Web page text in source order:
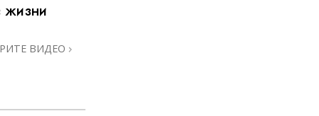
Начальные религиозные услуги
Целостность и честность
Шкала эмоциональных тонов
жизни
ВИДЕО